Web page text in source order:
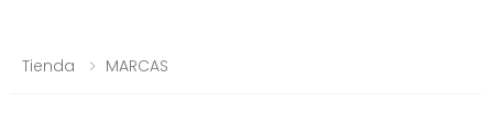
Tienda MARCAS